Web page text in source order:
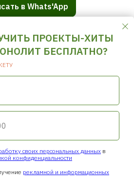
в Whats'App
ОТ СТРОЙМОНОЛИТ
данных
ПРОЕКТЫ-ХИТЫ
БЕСПЛАТНО?
своих персональных данных в
конфиденциальности
рекламной и информационных